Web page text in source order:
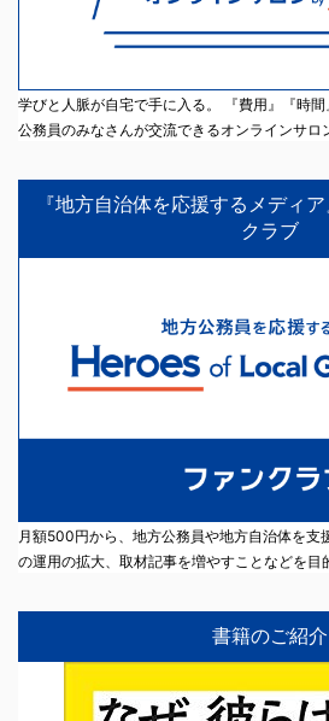
学びと人脈が自宅で手に入る。 『費用』『時
公務員のみなさんが交流できるオンラインサロ
『地方自治体を応援するメディ
クラブ
月額500円から、地方公務員や地方自治体を支
の運用の拡大、取材記事を増やすことなどを目
書籍のご紹介